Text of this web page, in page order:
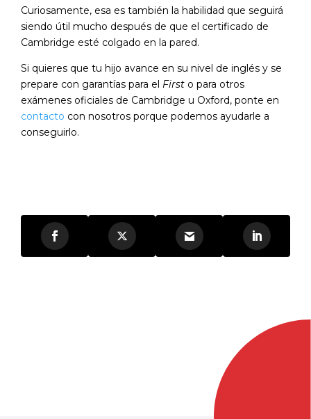
Curiosamente, esa es también la habilidad que seguirá
siendo útil mucho después de que el certificado de
Cambridge esté colgado en la pared.
Si quieres que tu hijo avance en su nivel de inglés y se
prepare con garantías para el First o para otros
exámenes oficiales de Cambridge u Oxford, ponte en
contacto con nosotros porque podemos ayudarle a
conseguirlo.